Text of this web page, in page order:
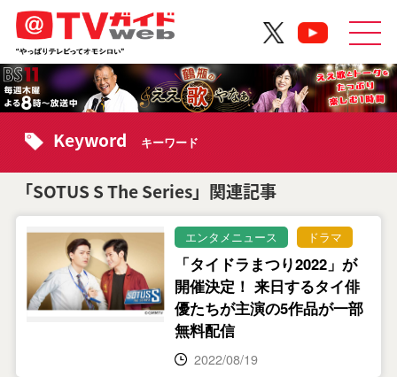
Keyword キーワード
「SOTUS S The Series」関連記事
エンタメニュース ドラマ
「タイドラまつり2022」が
開催決定！ 来日するタイ俳
優たちが主演の5作品が一部
無料配信
2022/08/19